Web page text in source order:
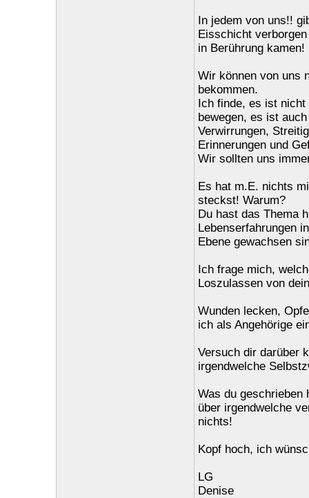
In jedem von uns!!
Eisschicht
in Berührung kamen!
Wir können von uns
bekommen.
Ich finde, es ist nicht
bewegen, es ist
Verwirrungen,
Erinnerungen und
Wir sollten uns
Es hat m.E. nichts
steckst! Warum?
Du hast das Thema
Lebenserfahrungen
Ebene gewachsen
Ich frage mich,
Loszulassen von
Wunden lecken,
ich als Angehörige
Versuch dir darüber
irgendwelche
Was du geschrieben
über irgendwelche
nichts!
Kopf hoch, ich
LG
Denise